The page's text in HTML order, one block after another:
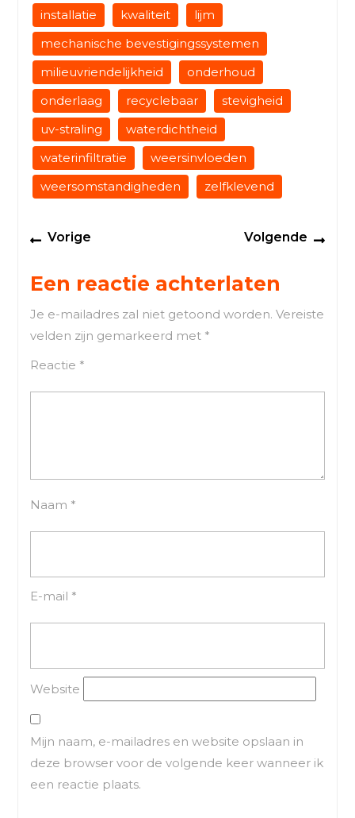
installatie
kwaliteit
lijm
mechanische bevestigingssystemen
milieuvriendelijkheid
onderhoud
onderlaag
recyclebaar
stevigheid
uv-straling
waterdichtheid
waterinfiltratie
weersinvloeden
weersomstandigheden
zelfklevend
Berichtnavigatie
Vorige Volgende
Een reactie achterlaten
Je e-mailadres zal niet getoond worden. Vereiste
velden zijn gemarkeerd met *
Reactie *
Naam *
E-mail *
Website
Mijn naam, e-mailadres en website opslaan in
deze browser voor de volgende keer wanneer ik
een reactie plaats.